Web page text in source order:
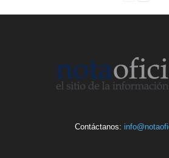
Contáctanos: